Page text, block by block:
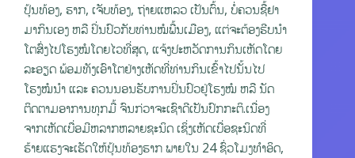
ປຸ້ນທ້ອງ, ຮາກ, ເຈັບທ້ອງ, ຖ່າຍແຫລວ ເປັນຕົ້ນ, ບໍ່ຄວນຊື້ຢາ
ມາກິນເອງ ຫລື ປິ່ນປົວກັບທ່ານໝໍພື້ນເມືອງ, ແຕ່ຈະຕ້ອງຮີບນຳ
ໂຕສົ່ງໄປໂຮງໝໍໂດຍໄວທີ່ສຸດ, ແຈ້ງປະຫວັດການກິນເຫັດໂດຍ
ລະອຽດ ພ້ອມທັງເອົາໂຕຢ່າງເຫັດທີ່ທ່ານກິນເຂົ້າໄປນັ້ນໄປ
ໂຮງໝໍນຳ ແລະ ຄວນນອນຮັບການປິ່ນປົວຢູ່ໂຮງໝໍ ຫລື ນັດ
ຕິດຕາມອາການທຸກມື້ ຈົນກ່ວາຈະເຊົາດີເປັນປົກກະຕິ.ເນື່ອງ
ຈາກເຫັດເບື່ອມີຫລາກຫລາຍຊະນິດ ເຊິ່ງເຫັດເບື່ອຊະນິດທີ່
ຮ້າຍແຮງຈະເຮັດໃຫ້ປຸ້ນທ້ອງຮາກ ພາຍໃນ 24 ຊົ່ວໂມງທຳອິດ,